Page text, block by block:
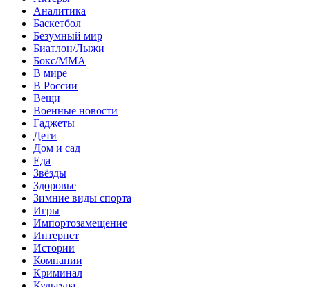
Аналитика
Баскетбол
Безумный мир
Биатлон/Лыжи
Бокс/MMA
В мире
В России
Вещи
Военные новости
Гаджеты
Дети
Дом и сад
Еда
Звёзды
Здоровье
Зимние виды спорта
Игры
Импортозамещение
Интернет
Истории
Компании
Криминал